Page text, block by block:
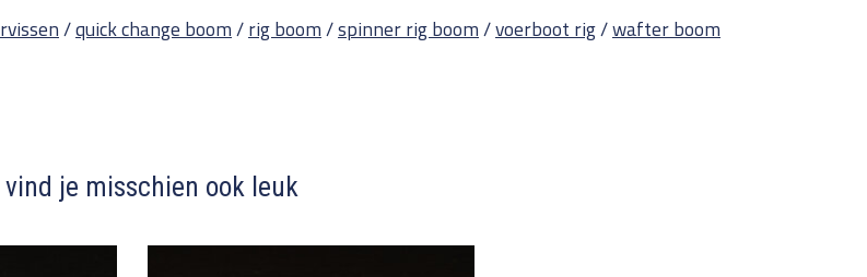
/quick change boom/rig boom/spinner rig boom/voerboot rig/wafter boom
vind je misschien ook leuk